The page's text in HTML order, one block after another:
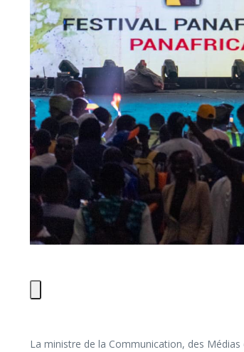
La ministre de la Communication, des